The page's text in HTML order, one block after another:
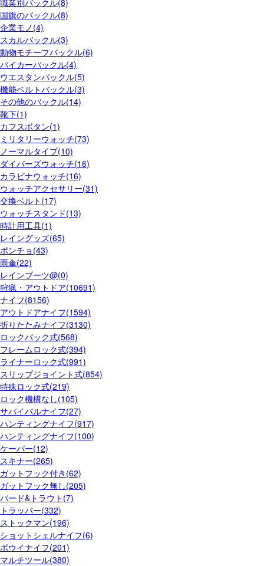
国旗のバックル(8)
企業モノ(4)
スカルバックル(3)
動物モチーフバックル(6)
バイカーバックル(4)
ウエスタンバックル(5)
機能ベルトバックル(3)
その他のバックル(14)
靴下(1)
カフスボタン(1)
ミリタリーウォッチ(73)
ノーマルタイプ(10)
ダイバーズウォッチ(16)
カラビナウォッチ(16)
ウォッチアクセサリー(31)
交換ベルト(17)
ウォッチスタンド(13)
時計用工具(1)
レイングッズ(65)
ポンチョ(43)
雨傘(22)
レインブーツ@(0)
狩猟・アウトドア(10691)
ナイフ(8156)
アウトドアナイフ(1594)
折りたたみナイフ(3130)
ロックバック式(568)
フレームロック式(394)
ライナーロック式(991)
スリップジョイント式(854)
特殊ロック式(219)
ロック機構なし(105)
サバイバルナイフ(27)
ハンティングナイフ(917)
ハンティングナイフ(100)
ケーパー(12)
スキナー(265)
ガットフック付き(62)
ガットフック無し(205)
バード&トラウト(7)
トラッパー(332)
ストックマン(196)
ショットシェルナイフ(6)
ボウイナイフ(201)
マルチツール(380)